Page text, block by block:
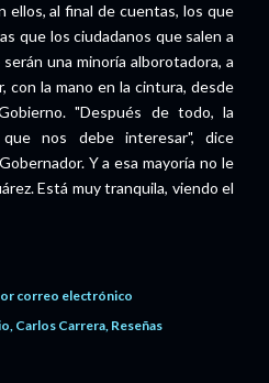
ellos, al final de cuentas, los que
que los ciudadanos que salen a
una minoría alborotadora, a
con la mano en la cintura, desde
"Después de todo, la
nos debe interesar", dice
Y a esa mayoría no le
Está muy tranquila, viendo el
correo electrónico
Carlos Carrera Reseñas